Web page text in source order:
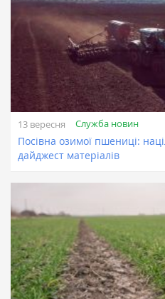
13 вересня Служба новин
Посівна озимої пшениці:
дайджест матеріалів